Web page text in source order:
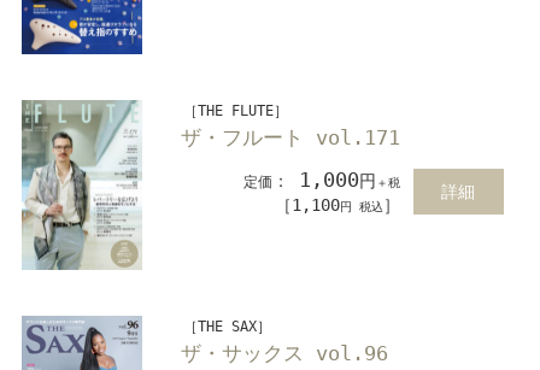
［THE FLUTE］
ザ・フルート vol.171
定価 ： 1,000円 ＋税
［1,100円 税込 ］
詳細
［THE SAX］
ザ・サックス vol.96